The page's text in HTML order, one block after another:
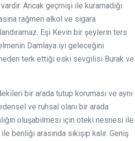
Ancak geçmişi ile kuramadığı
rağmen alkol ve sigara
Eşi Kevin bir şeylerin ters
Damlaya iyi geleceğini
terk ettiği eski sevgilisi Burak ve
bir arada tutup koruması ve aynı
ve ruhsal olanı bir arada
oluşabilmesi için öteki nesnesi ile
benliği arasında sıkışıp kalır. Geniş